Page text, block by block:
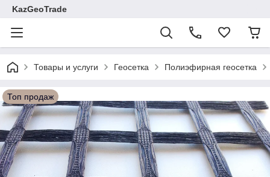
KazGeoTrade
Товары и услуги Геосетка Полиэфирная геосетка
Топ продаж